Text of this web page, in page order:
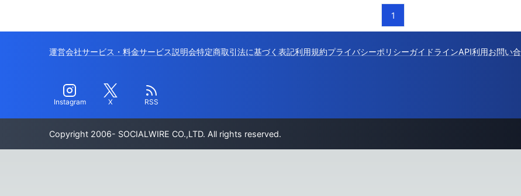
1
運営会社サービス・料金サービス説明会特定商取引法に基づく表記利用規約プライバシーポリシーガイドラインAPI利用お問い
Instagram X RSS
Copyright 2006- SOCIALWIRE CO.,LTD. All rights reserved.